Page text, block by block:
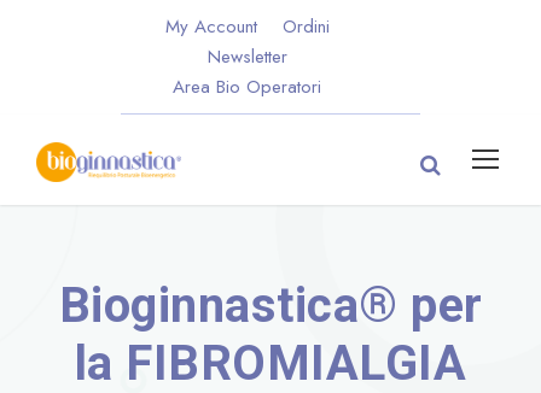
My Account
Ordini
Newsletter
Area Bio Operatori
Bioginnastica® per
la FIBROMIALGIA